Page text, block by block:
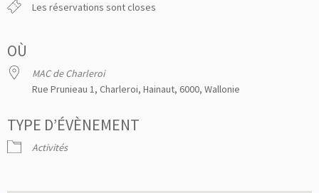
Les réservations sont closes
OÙ
MAC de Charleroi
Rue Prunieau 1, Charleroi, Hainaut, 6000, Wallonie
TYPE D’ÉVÈNEMENT
Activités